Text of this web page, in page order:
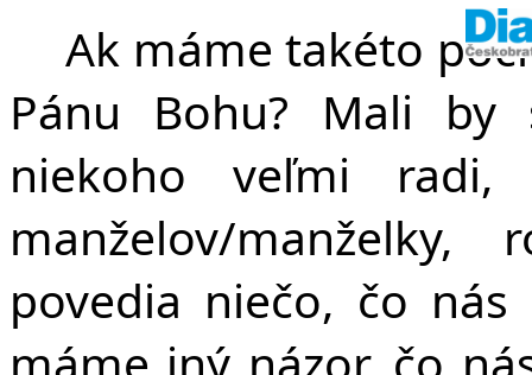
Ak máme takéto
Pánu Bohu? Mali
niekoho veľmi
manželov/
povedia niečo, čo nás